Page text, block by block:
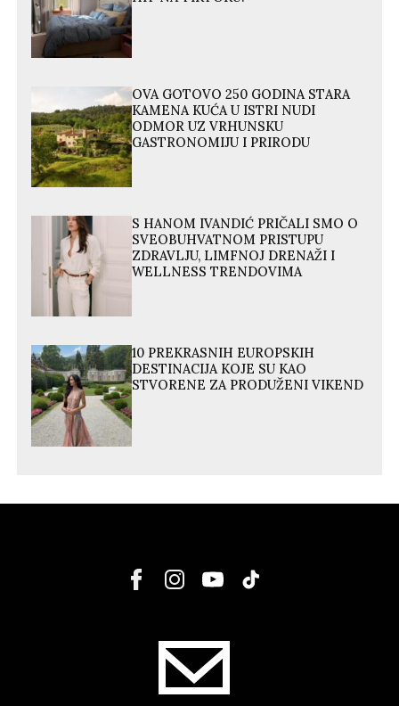
OVA GOTOVO 250 GODINA STARA
KAMENA KUĆA U ISTRI NUDI
ODMOR UZ VRHUNSKU
GASTRONOMIJU I PRIRODU
S HANOM IVANDIĆ PRIČALI SMO O
SVEOBUHVATNOM PRISTUPU
ZDRAVLJU, LIMFNOJ DRENAŽI I
WELLNESS TRENDOVIMA
10 PREKRASNIH EUROPSKIH
DESTINACIJA KOJE SU KAO
STVORENE ZA PRODUŽENI VIKEND